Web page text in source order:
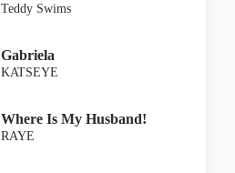
Teddy Swims
Gabriela
KATSEYE
Where Is My Husband!
RAYE